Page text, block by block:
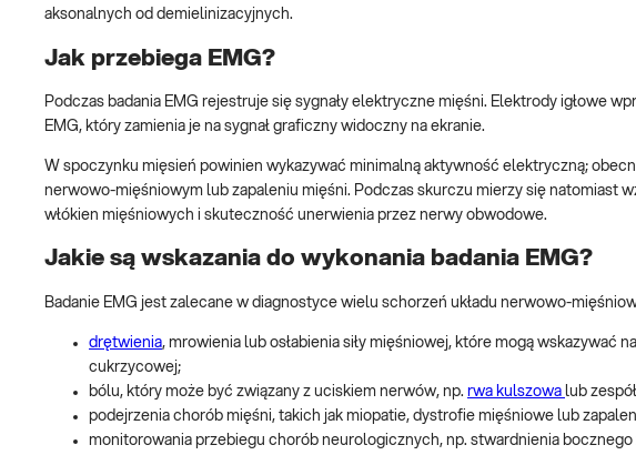
aksonalnych od demielinizacyjnych.
Jak przebiega EMG?
Podczas badania EMG rejestruje się sygnały elektryczne mięśni. Elektrody igłowe
EMG, który zamienia je na sygnał graficzny widoczny na ekranie.
W spoczynku mięsień powinien wykazywać minimalną aktywność elektryczną;
nerwowo-mięśniowym lub zapaleniu mięśni. Podczas skurczu mierzy się natomiast
włókien mięśniowych i skuteczność unerwienia przez nerwy obwodowe.
Jakie są wskazania do wykonania badania EMG?
Badanie EMG jest zalecane w diagnostyce wielu schorzeń układu nerwowo-
drętwienia, mrowienia lub osłabienia siły mięśniowej, które mogą wskazywać
cukrzycowej;
bólu, który może być związany z uciskiem nerwów, np. rwa kulszowa lub
podejrzenia chorób mięśni, takich jak miopatie, dystrofie mięśniowe lub
monitorowania przebiegu chorób neurologicznych, np. stwardnienia